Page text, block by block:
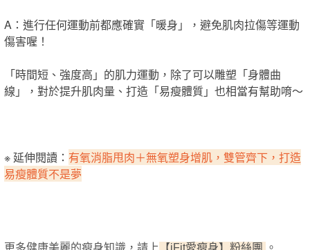
A：進行任何運動前都應確實「暖身」，避免肌肉拉傷等運動
傷害喔！
「時間短、強度高」的肌力運動，除了可以雕塑「身體曲
線」，對於提升肌肉量、打造「易瘦體質」也相當有幫助唷～
※ 延伸閱讀： 有氧消脂甩肉＋無氧塑身增肌，雙管齊下，打造
易瘦體質不是夢
更多健康美麗的瘦身知識， 請上 【iFit愛瘦身】粉絲團
。